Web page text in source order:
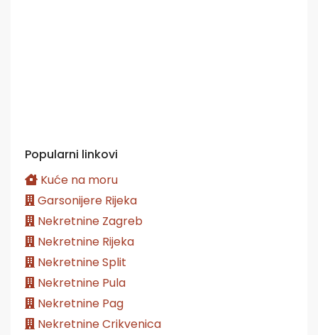
Popularni linkovi
Kuće na moru
Garsonijere Rijeka
Nekretnine Zagreb
Nekretnine Rijeka
Nekretnine Split
Nekretnine Pula
Nekretnine Pag
Nekretnine Crikvenica